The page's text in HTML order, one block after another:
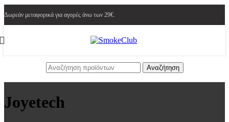
Δωρεάν μεταφορικά για αγορές άνω των 29€.
Αναζήτηση
Joyetech